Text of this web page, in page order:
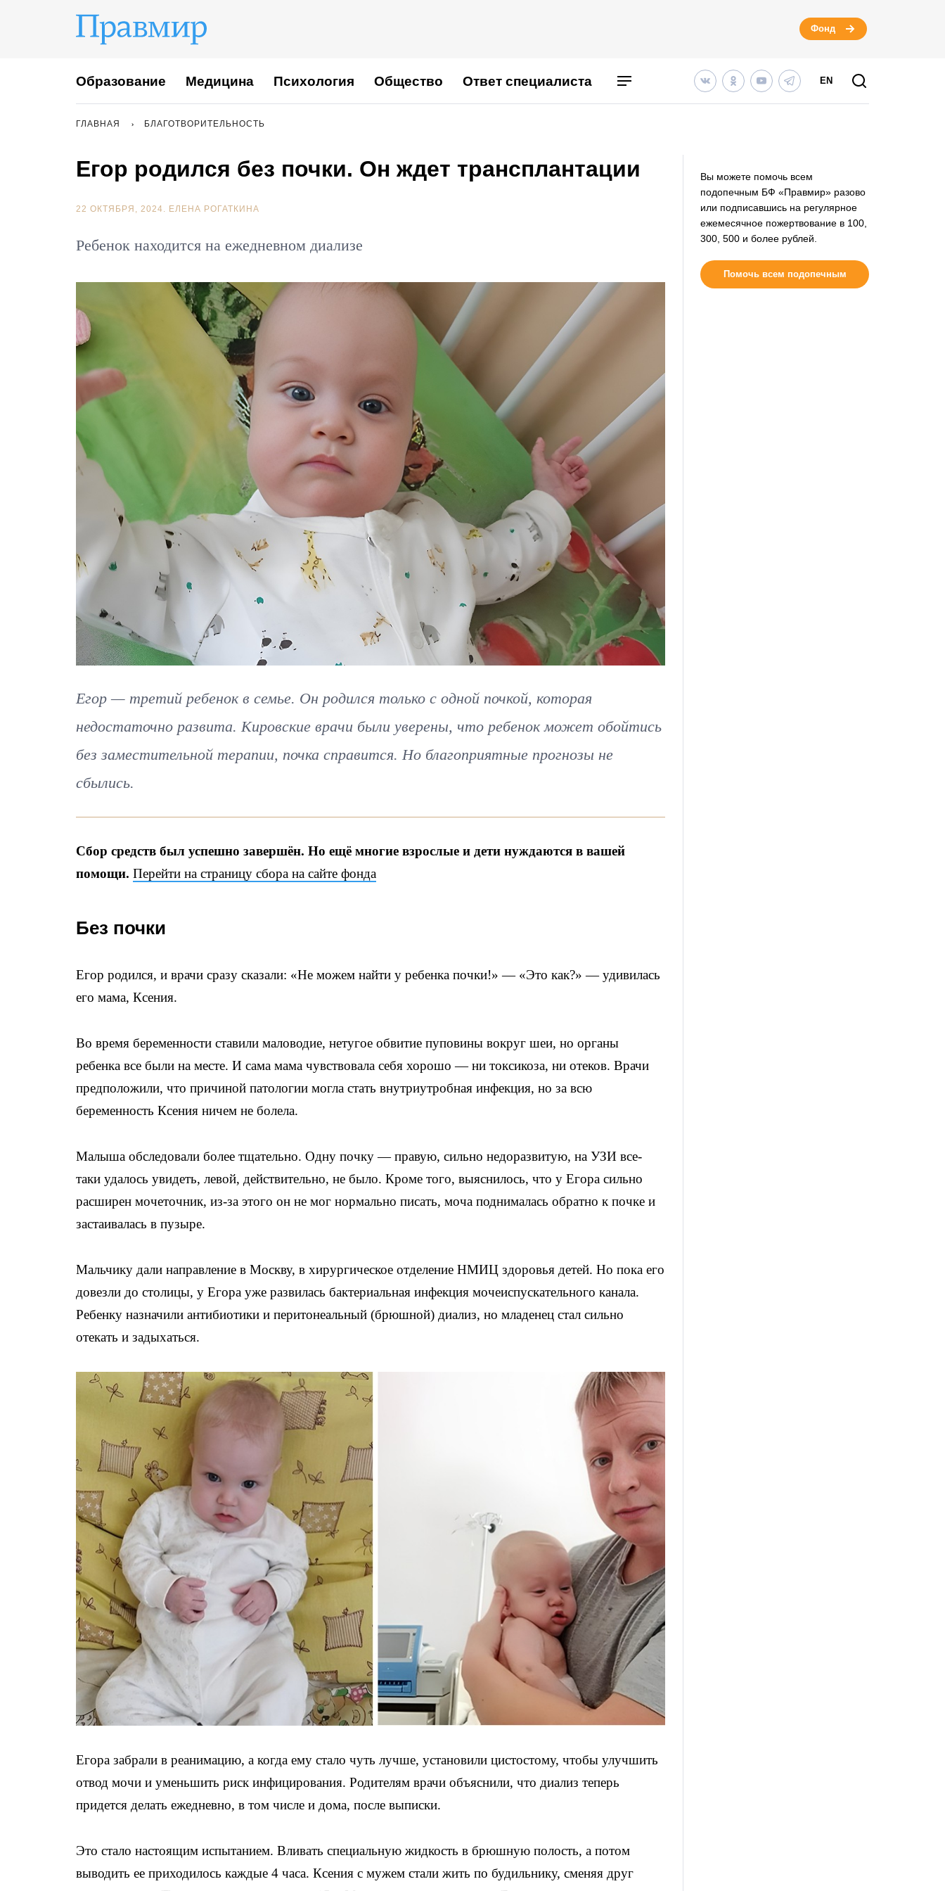
Фонд
Образование Медицина Психология Общество Ответ специалиста EN
ГЛАВНАЯ БЛАГОТВОРИТЕЛЬНОСТЬ
Егор родился без почки. Он ждет трансплантации
22 ОКТЯБРЯ, 2024. ЕЛЕНА РОГАТКИНА
Ребенок находится на ежедневном диализе
Егор — третий ребенок в семье. Он родился только с одной почкой, которая
недостаточно развита. Кировские врачи были уверены, что ребенок может обойтись
без заместительной терапии, почка справится. Но благоприятные прогнозы не
сбылись.
Сбор средств был успешно завершён. Но ещё многие взрослые и дети нуждаются в вашей
помощи. Перейти на страницу сбора на сайте фонда
Без почки
Егор родился, и врачи сразу сказали: «Не можем найти у ребенка почки!» — «Это как?» — удивилась
его мама, Ксения.
Во время беременности ставили маловодие, нетугое обвитие пуповины вокруг шеи, но органы
ребенка все были на месте. И сама мама чувствовала себя хорошо — ни токсикоза, ни отеков. Врачи
предположили, что причиной патологии могла стать внутриутробная инфекция, но за всю
беременность Ксения ничем не болела.
Малыша обследовали более тщательно. Одну почку — правую, сильно недоразвитую, на УЗИ все-
таки удалось увидеть, левой, действительно, не было. Кроме того, выяснилось, что у Егора сильно
расширен мочеточник, из-за этого он не мог нормально писать, моча поднималась обратно к почке и
застаивалась в пузыре.
Мальчику дали направление в Москву, в хирургическое отделение НМИЦ здоровья детей. Но пока его
довезли до столицы, у Егора уже развилась бактериальная инфекция мочеиспускательного канала.
Ребенку назначили антибиотики и перитонеальный (брюшной) диализ, но младенец стал сильно
отекать и задыхаться.
Егора забрали в реанимацию, а когда ему стало чуть лучше, установили цистостому, чтобы улучшить
отвод мочи и уменьшить риск инфицирования. Родителям врачи объяснили, что диализ теперь
придется делать ежедневно, в том числе и дома, после выписки.
Это стало настоящим испытанием. Вливать специальную жидкость в брюшную полость, а потом
выводить ее приходилось каждые 4 часа. Ксения с мужем стали жить по будильнику, сменяя друг
Вы можете помочь всем
подопечным БФ «Правмир» разово
или подписавшись на регулярное
ежемесячное пожертвование в 100,
300, 500 и более рублей.
Помочь всем подопечным